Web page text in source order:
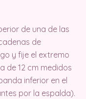
de una de las
de
y fije el extremo
de 12 cm medidos
inferior en el
por la espalda).